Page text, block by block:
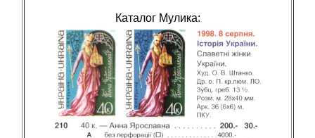
Каталог Мулика: